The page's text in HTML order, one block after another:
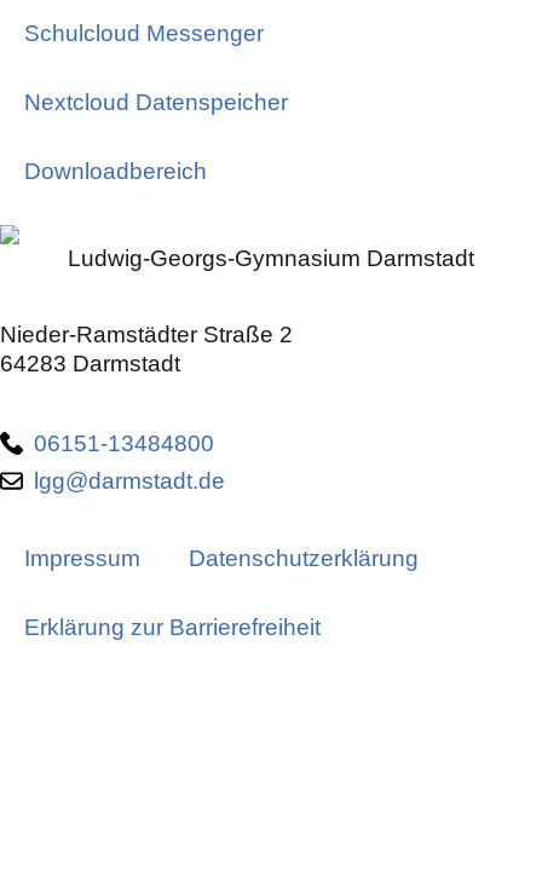
Ludwig-Georgs-Gymnasium Darmstadt
Nieder-Ramstädter Straße 2
64283 Darmstadt
06151-13484800
lgg@darmstadt.de
Impressum Datenschutzerklärung
Erklärung zur Barrierefreiheit
Schulcloud Messenger
Nextcloud Datenspeicher
Downloadbereich